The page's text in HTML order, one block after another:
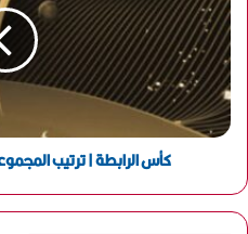
كأس الرابطة | ترتيب